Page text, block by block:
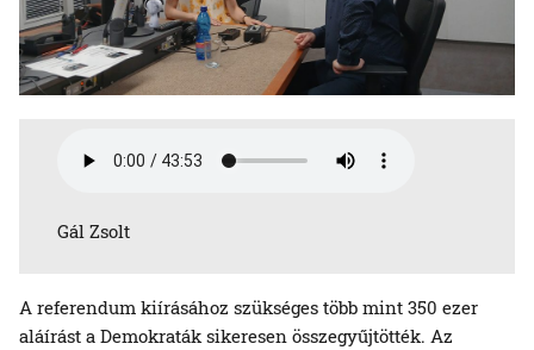
Gál Zsolt
A referendum kiírásához szükséges több mint 350 ezer
aláírást a Demokraták sikeresen összegyűjtötték. Az